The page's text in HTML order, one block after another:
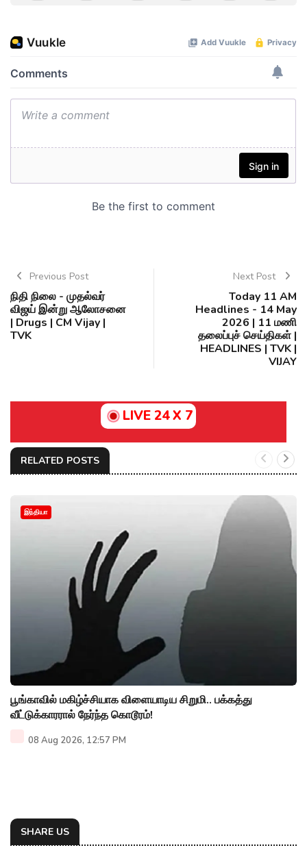
Previous Post
நிதி நிலை - முதல்வர்
விஜய் இன்று ஆலோசனை
| Drugs | CM Vijay |
TVK
Next Post
Today 11 AM
Headlines - 14 May
2026 | 11 மணி
தலைப்புச் செய்திகள் |
HEADLINES | TVK |
VIJAY
LIVE 24 X 7
RELATED POSTS
இந்தியா
பூங்காவில் மகிழ்ச்சியாக விளையாடிய சிறுமி.. பக்கத்து
வீட்டுக்காரரால் நேர்ந்த கொடூரம்!
08 Aug 2026, 12:57 PM
SHARE US